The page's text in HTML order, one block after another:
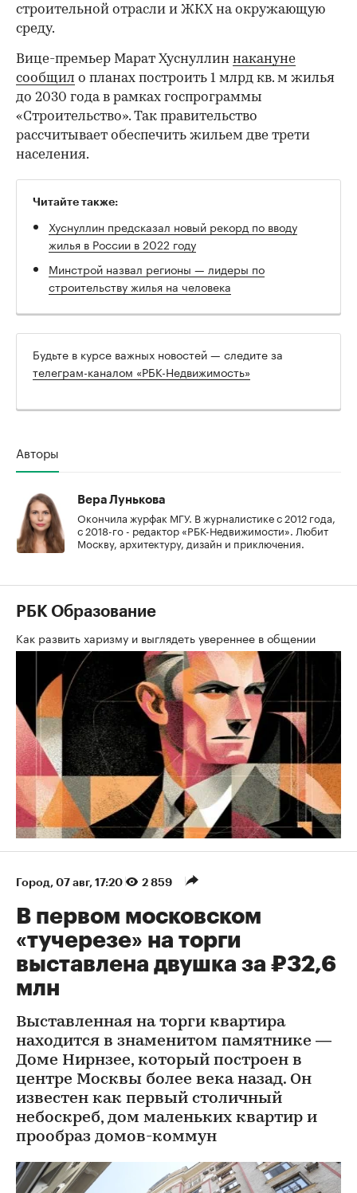
строительной отрасли и ЖКХ на окружающую
среду.
Вице-премьер Марат Хуснуллин накануне
сообщил о планах построить 1 млрд кв. м жилья
до 2030 года в рамках госпрограммы
«Строительство». Так правительство
рассчитывает обеспечить жильем две трети
населения.
Читайте также:
Хуснуллин предсказал новый рекорд по вводу
жилья в России в 2022 году
Минстрой назвал регионы — лидеры по
строительству жилья на человека
Будьте в курсе важных новостей — следите за
телеграм-каналом «РБК-Недвижимость»
Авторы
Вера Лунькова
Окончила журфак МГУ. В журналистике с 2012 года,
с 2018-го - редактор «РБК-Недвижимости». Любит
Москву, архитектуру, дизайн и приключения.
РБК Образование
Как развить харизму и выглядеть увереннее в общении
Город 07 авг, 17:20 2 859
В первом московском
«тучерезе» на торги
выставлена двушка за ₽32,6
млн
Выставленная на торги квартира
находится в знаменитом памятнике —
Доме Нирнзее, который построен в
центре Москвы более века назад. Он
известен как первый столичный
небоскреб, дом маленьких квартир и
прообраз домов-коммун